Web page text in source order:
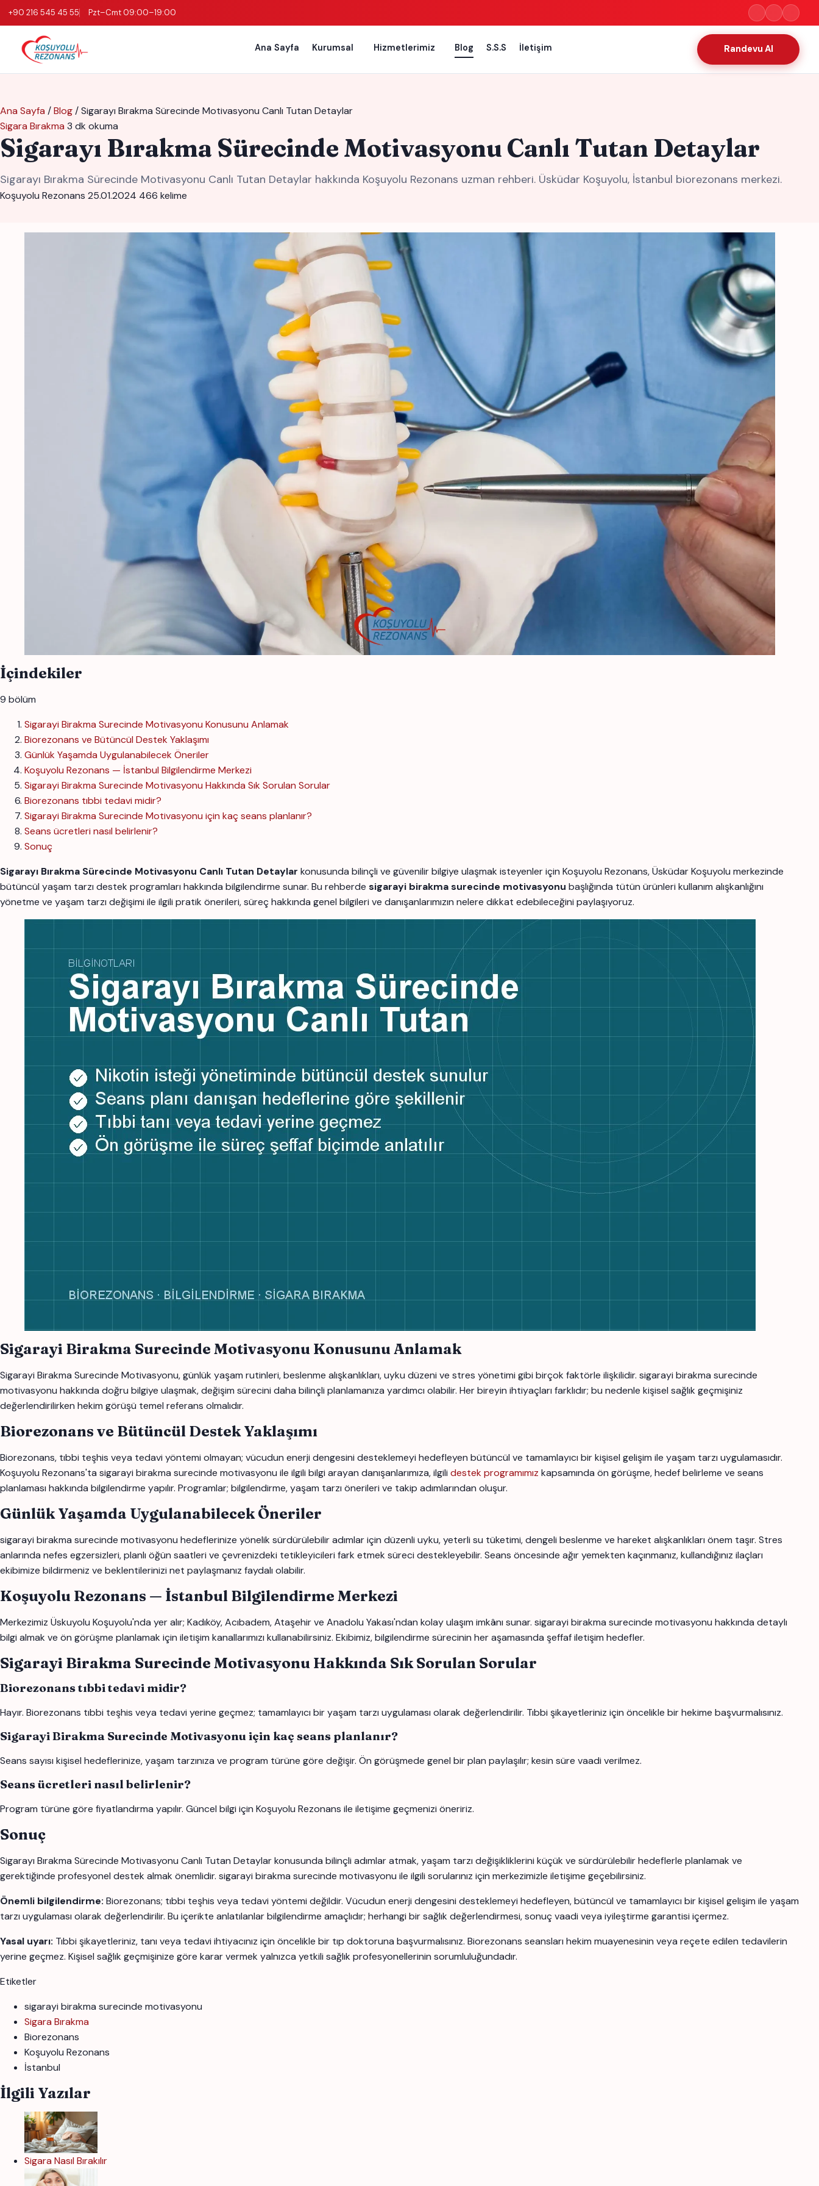
+90 216 545 45 55 Pzt–Cmt 09:00–19:00
Ana Sayfa Kurumsal Hizmetlerimiz Blog S.S.S İletişim Randevu Al
Ana Sayfa /Blog/Sigarayı Bırakma Sürecinde Motivasyonu Canlı Tutan Detaylar
Sigara Bırakma 3 dk okuma
Sigarayı Bırakma Sürecinde Motivasyonu Canlı Tutan Detaylar
Sigarayı Bırakma Sürecinde Motivasyonu Canlı Tutan Detaylar hakkında Koşuyolu Rezonans uzman rehberi. Üsküdar Koşuyolu, İstanbul biorezonans merkezi.
Koşuyolu Rezonans 25.01.2024 466 kelime
İçindekiler
9 bölüm
Sigarayi Birakma Surecinde Motivasyonu Konusunu Anlamak
Biorezonans ve Bütüncül Destek Yaklaşımı
Günlük Yaşamda Uygulanabilecek Öneriler
Koşuyolu Rezonans — İstanbul Bilgilendirme Merkezi
Sigarayi Birakma Surecinde Motivasyonu Hakkında Sık Sorulan Sorular
Biorezonans tıbbi tedavi midir?
Sigarayi Birakma Surecinde Motivasyonu için kaç seans planlanır?
Seans ücretleri nasıl belirlenir?
Sonuç
Sigarayı Bırakma Sürecinde Motivasyonu Canlı Tutan Detaylar konusunda bilinçli ve güvenilir bilgiye ulaşmak isteyenler için Koşuyolu Rezonans, Üsküdar Koşuyolu merkezinde
bütüncül yaşam tarzı destek programları hakkında bilgilendirme sunar. Bu rehberde sigarayi birakma surecinde motivasyonu başlığında tütün ürünleri kullanım alışkanlığını
yönetme ve yaşam tarzı değişimi ile ilgili pratik önerileri, süreç hakkında genel bilgileri ve danışanlarımızın nelere dikkat edebileceğini paylaşıyoruz.
Sigarayi Birakma Surecinde Motivasyonu Konusunu Anlamak
Sigarayi Birakma Surecinde Motivasyonu, günlük yaşam rutinleri, beslenme alışkanlıkları, uyku düzeni ve stres yönetimi gibi birçok faktörle ilişkilidir. sigarayi birakma surecinde
motivasyonu hakkında doğru bilgiye ulaşmak, değişim sürecini daha bilinçli planlamanıza yardımcı olabilir. Her bireyin ihtiyaçları farklıdır; bu nedenle kişisel sağlık geçmişiniz
değerlendirilirken hekim görüşü temel referans olmalıdır.
Biorezonans ve Bütüncül Destek Yaklaşımı
Biorezonans, tıbbi teşhis veya tedavi yöntemi olmayan; vücudun enerji dengesini desteklemeyi hedefleyen bütüncül ve tamamlayıcı bir kişisel gelişim ile yaşam tarzı uygulamasıdır.
Koşuyolu Rezonans'ta sigarayi birakma surecinde motivasyonu ile ilgili bilgi arayan danışanlarımıza, ilgili destek programımız kapsamında ön görüşme, hedef belirleme ve seans
planlaması hakkında bilgilendirme yapılır. Programlar; bilgilendirme, yaşam tarzı önerileri ve takip adımlarından oluşur.
Günlük Yaşamda Uygulanabilecek Öneriler
sigarayi birakma surecinde motivasyonu hedeflerinize yönelik sürdürülebilir adımlar için düzenli uyku, yeterli su tüketimi, dengeli beslenme ve hareket alışkanlıkları önem taşır. Stres
anlarında nefes egzersizleri, planlı öğün saatleri ve çevrenizdeki tetikleyicileri fark etmek süreci destekleyebilir. Seans öncesinde ağır yemekten kaçınmanız, kullandığınız ilaçları
ekibimize bildirmeniz ve beklentilerinizi net paylaşmanız faydalı olabilir.
Koşuyolu Rezonans — İstanbul Bilgilendirme Merkezi
Merkezimiz Üskuyolu Koşuyolu'nda yer alır; Kadıköy, Acıbadem, Ataşehir ve Anadolu Yakası'ndan kolay ulaşım imkânı sunar. sigarayi birakma surecinde motivasyonu hakkında detaylı
bilgi almak ve ön görüşme planlamak için iletişim kanallarımızı kullanabilirsiniz. Ekibimiz, bilgilendirme sürecinin her aşamasında şeffaf iletişim hedefler.
Sigarayi Birakma Surecinde Motivasyonu Hakkında Sık Sorulan Sorular
Biorezonans tıbbi tedavi midir?
Hayır. Biorezonans tıbbi teşhis veya tedavi yerine geçmez; tamamlayıcı bir yaşam tarzı uygulaması olarak değerlendirilir. Tıbbi şikayetleriniz için öncelikle bir hekime başvurmalısınız.
Sigarayi Birakma Surecinde Motivasyonu için kaç seans planlanır?
Seans sayısı kişisel hedeflerinize, yaşam tarzınıza ve program türüne göre değişir. Ön görüşmede genel bir plan paylaşılır; kesin süre vaadi verilmez.
Seans ücretleri nasıl belirlenir?
Program türüne göre fiyatlandırma yapılır. Güncel bilgi için Koşuyolu Rezonans ile iletişime geçmenizi öneririz.
Sonuç
Sigarayı Bırakma Sürecinde Motivasyonu Canlı Tutan Detaylar konusunda bilinçli adımlar atmak, yaşam tarzı değişikliklerini küçük ve sürdürülebilir hedeflerle planlamak ve
gerektiğinde profesyonel destek almak önemlidir. sigarayi birakma surecinde motivasyonu ile ilgili sorularınız için merkezimizle iletişime geçebilirsiniz.
Önemli bilgilendirme: Biorezonans; tıbbi teşhis veya tedavi yöntemi değildir. Vücudun enerji dengesini desteklemeyi hedefleyen, bütüncül ve tamamlayıcı bir kişisel gelişim ile yaşam
tarzı uygulaması olarak değerlendirilir. Bu içerikte anlatılanlar bilgilendirme amaçlıdır; herhangi bir sağlık değerlendirmesi, sonuç vaadi veya iyileştirme garantisi içermez.
Yasal uyarı: Tıbbi şikayetleriniz, tanı veya tedavi ihtiyacınız için öncelikle bir tıp doktoruna başvurmalısınız. Biorezonans seansları hekim muayenesinin veya reçete edilen tedavilerin
yerine geçmez. Kişisel sağlık geçmişinize göre karar vermek yalnızca yetkili sağlık profesyonellerinin sorumluluğundadır.
Etiketler
sigarayi birakma surecinde motivasyonu
Sigara Bırakma
Biorezonans
Koşuyolu Rezonans
İstanbul
İlgili Yazılar
Sigara Nasıl Bırakılır